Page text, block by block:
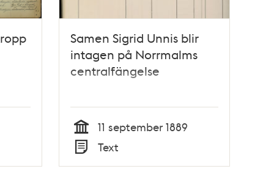
Samen Sigrid Unnis blir
intagen på Norrmalms
centralfängelse
Tid
11 september 1889
Typ
Text